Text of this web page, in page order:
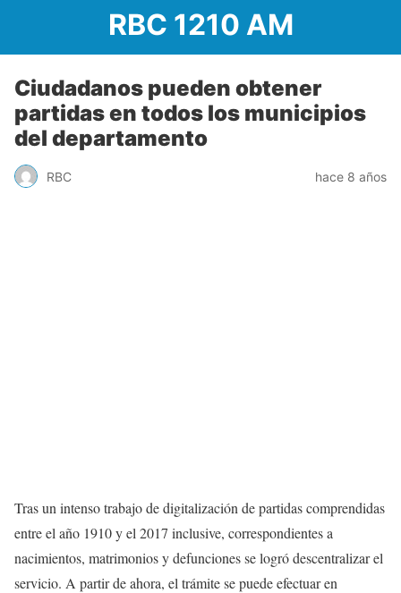
RBC 1210 AM
Ciudadanos pueden obtener
partidas en todos los municipios
del departamento
RBC hace 8 años
Tras un intenso trabajo de digitalización de partidas comprendidas
entre el año 1910 y el 2017 inclusive, correspondientes a
nacimientos, matrimonios y defunciones se logró descentralizar el
servicio. A partir de ahora, el trámite se puede efectuar en